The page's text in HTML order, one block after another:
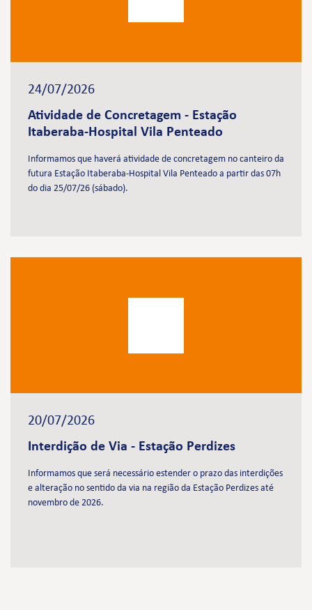
24/07/2026
Atividade de Concretagem - Estação
Itaberaba-Hospital Vila Penteado
Informamos que haverá atividade de concretagem no canteiro da
futura Estação Itaberaba-Hospital Vila Penteado a partir das 07h
do dia 25/07/26 (sábado).
20/07/2026
Interdição de Via - Estação Perdizes
Informamos que será necessário estender o prazo das interdições
e alteração no sentido da via na região da Estação Perdizes até
novembro de 2026.